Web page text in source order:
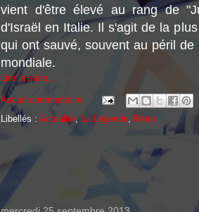
vient d'être élevé au rang de
d'Israël en Italie. Il s'agit de la
qui ont sauvé, souvent au péril
mondiale.
Lire la suite...
Aucun commentaire:
Libellés : Actualité, La Légende, Rétro